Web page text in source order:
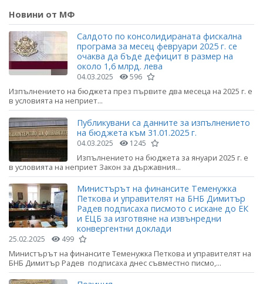
Новини от МФ
Салдото по консолидираната фискална
програма за месец февруари 2025 г. се
очаква да бъде дефицит в размер на
около 1,6 млрд. лева
04.03.2025 596
Изпълнението на бюджета през първите два месеца на 2025 г. е
в условията на неприет...
Публикувани са данните за изпълнението
на бюджета към 31.01.2025 г.
04.03.2025 1245
Изпълнението на бюджета за януари 2025 г. е
в условията на неприет Закон за държавния...
Министърът на финансите Теменужка
Петкова и управителят на БНБ Димитър
Радев подписаха писмото с искане до ЕК
и ЕЦБ за изготвяне на извънредни
конвергентни доклади
25.02.2025 499
Министърът на финансите Теменужка Петкова и управителят на
БНБ Димитър Радев подписаха днес съвместно писмо,...